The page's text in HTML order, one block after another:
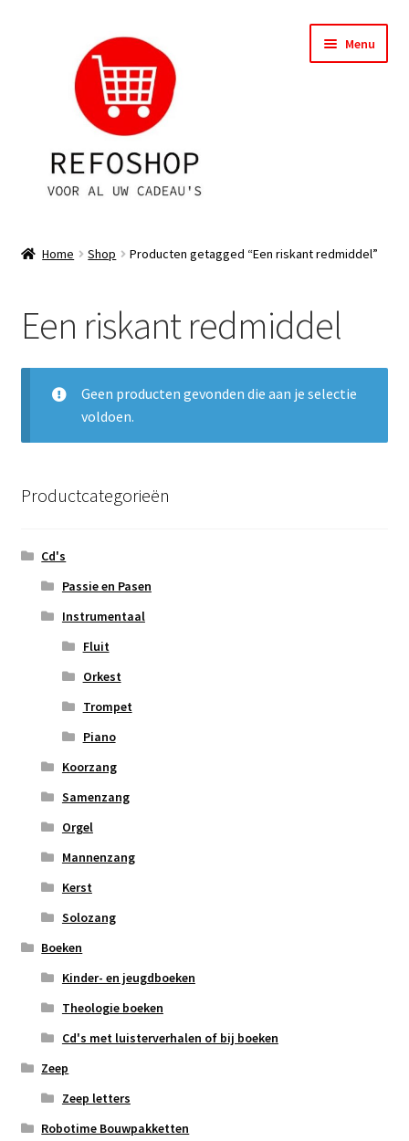
navigatie
Menu
Assortiment
Account
Home Shop Producten getagged “Een riskant redmiddel”
Een riskant redmiddel
Geen producten gevonden die aan je selectie
voldoen.
Productcategorieën
Cd's
Passie en Pasen
Instrumentaal
Fluit
Orkest
Trompet
Piano
Koorzang
Samenzang
Orgel
Mannenzang
Kerst
Solozang
Boeken
Kinder- en jeugdboeken
Theologie boeken
Cd's met luisterverhalen of bij boeken
Zeep
Zeep letters
Robotime Bouwpakketten